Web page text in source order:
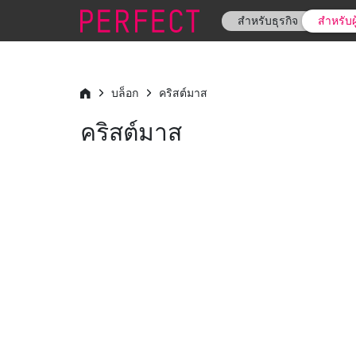
สำหรับธุรกิจ สำหรับ
บล็อก คริสต์มาส
คริสต์มาส